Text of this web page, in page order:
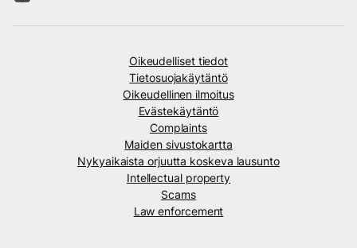
Oikeudelliset tiedot
Tietosuojakäytäntö
Oikeudellinen ilmoitus
Evästekäytäntö
Complaints
Maiden sivustokartta
Nykyaikaista orjuutta koskeva lausunto
Intellectual property
Scams
Law enforcement